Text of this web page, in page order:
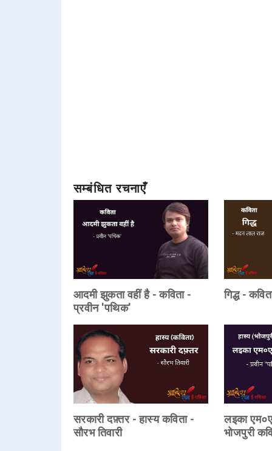
सम्बंधित रचनाएँ
आदमी झुकता वहीं है - कविता -
प्रवीन 'पथिक'
गिद्ध -
सरकारी दफ़्तर - हास्य कविता -
सौरभ तिवारी
लइका
भोजपुरी